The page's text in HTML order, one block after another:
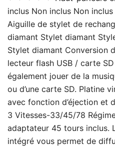
inclus Non inclus Non
Aiguille de stylet de
diamant Stylet diamant
Stylet diamant Conversion
lecteur flash USB / carte
également jouer de la
ou d’une carte SD. Platine
avec fonction d’éjection et
3 Vitesses-33/45/78
adaptateur 45 tours inclus.
intégré vous permet de